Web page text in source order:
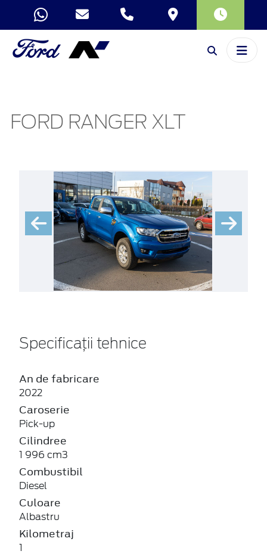
FORD RANGER XLT
Specificații tehnice
An de fabricare
2022
Caroserie
Pick-up
Cilindree
1 996 cm3
Combustibil
Diesel
Culoare
Albastru
Kilometraj
1